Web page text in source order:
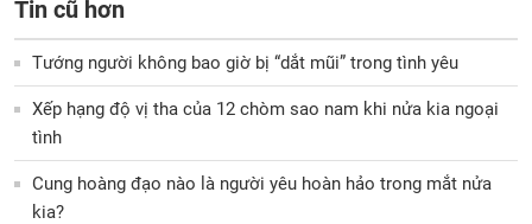
Tin cũ hơn
Tướng người không bao giờ bị “dắt mũi” trong tình yêu
Xếp hạng độ vị tha của 12 chòm sao nam khi nửa kia ngoại
tình
Cung hoàng đạo nào là người yêu hoàn hảo trong mắt nửa
kia?